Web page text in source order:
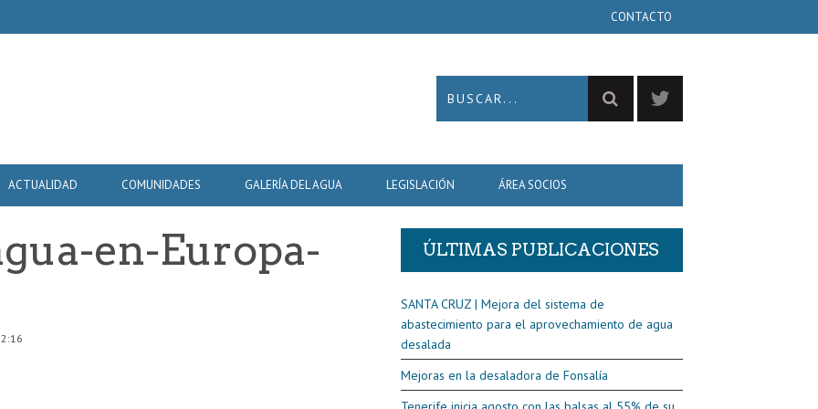
CONTACTO
ACTUALIDAD COMUNIDADES GALERÍA DEL AGUA LEGISLACIÓN ÁREA SOCIOS
en-Europa- ÚLTIMAS PUBLICACIONES
SANTA CRUZ | Mejora del sistema de
abastecimiento para el aprovechamiento de agua
desalada
Mejoras en la desaladora de Fonsalía